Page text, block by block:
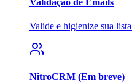
Valide e higienize sua
NitroCRM (Em breve)